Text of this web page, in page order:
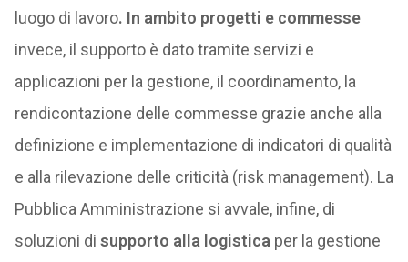
luogo di lavoro. In ambito progetti e commesse
invece, il supporto è datotramite servizi e
applicazioni per la gestione, il coordinamento, la
rendicontazione delle commesse grazie anche alla
definizione e implementazione di indicatori di qualità
e alla rilevazione delle criticità (risk management). La
Pubblica Amministrazione si avvale, infine, di
soluzioni di supporto alla logistica per la gestione